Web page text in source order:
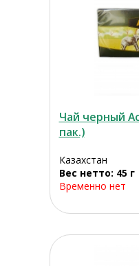
Чай черный
пак.)
Казахстан
Вес нетто: 45 г
Временно нет